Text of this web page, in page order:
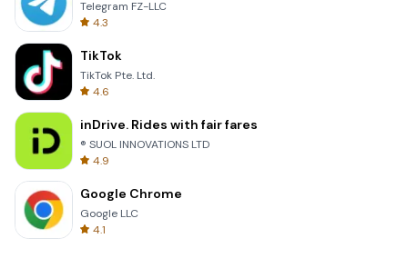
Telegram FZ-LLC
4.3
TikTok
TikTok Pte. Ltd.
4.6
inDrive. Rides with fair fares
® SUOL INNOVATIONS LTD
4.9
Google Chrome
Google LLC
4.1